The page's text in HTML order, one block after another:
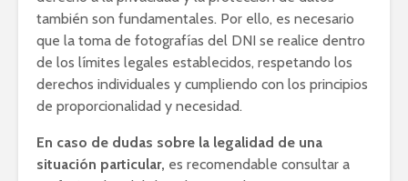
también son fundamentales. Por ello, es necesario
que la toma de fotografías del DNI se realice dentro
de los límites legales establecidos, respetando los
derechos individuales y cumpliendo con los principios
de proporcionalidad y necesidad.
En caso de dudas sobre la legalidad de una
situación particular, es recomendable consultar a